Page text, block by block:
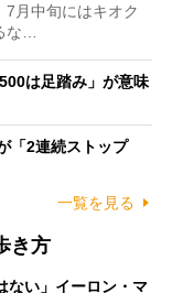
月中旬にはキオク
な…
は足踏み」が意味
「2連続ストップ
一覧を見る
き方
ない」イーロン・マ